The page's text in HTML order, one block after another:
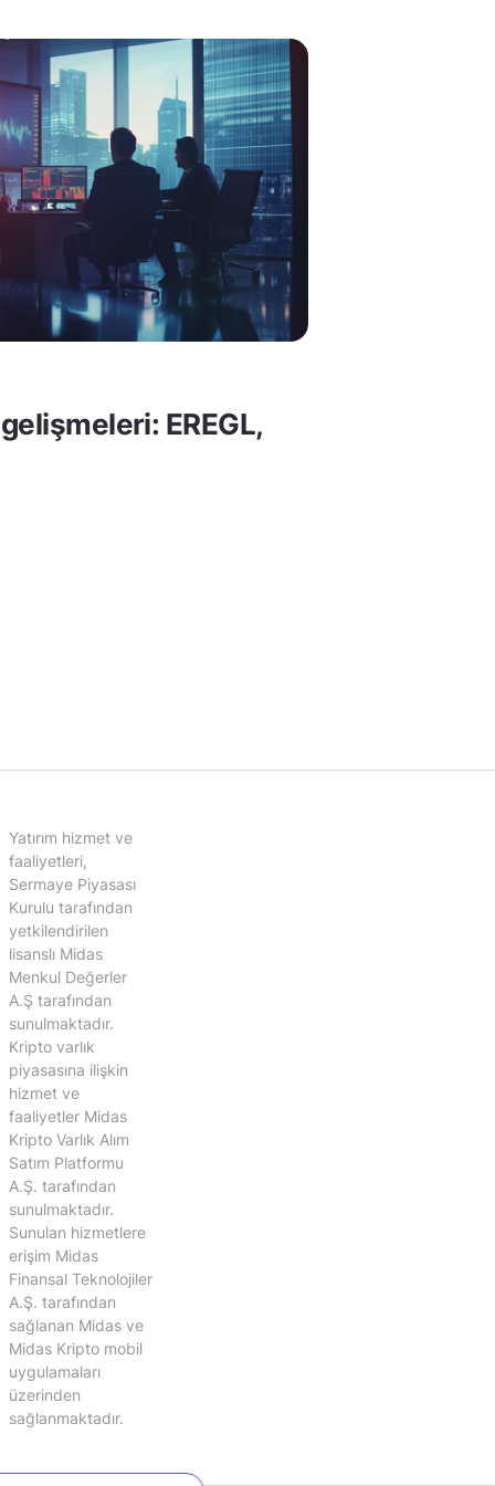
EREGL,
Yatırım hizmet ve
faaliyetleri,
Sermaye Piyasası
Kurulu tarafından
yetkilendirilen
lisanslı Midas
Menkul Değerler
A.Ş tarafından
sunulmaktadır.
Kripto varlık
piyasasına ilişkin
hizmet ve
faaliyetler Midas
Kripto Varlık Alım
Satım Platformu
A.Ş. tarafından
sunulmaktadır.
Sunulan hizmetlere
erişim Midas
Finansal Teknolojiler
A.Ş. tarafından
sağlanan Midas ve
Midas Kripto mobil
uygulamaları
üzerinden
sağlanmaktadır.